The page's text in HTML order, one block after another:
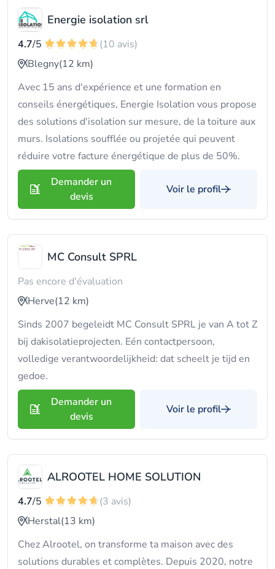
Energie isolation srl
4.7/5
(10 avis)
Blegny(12 km)
Avec 15 ans d'expérience et une formation en
conseils énergétiques, Energie Isolation vous propose
des solutions d'isolation sur mesure, de la toiture aux
murs. Isolations soufflée ou projetée qui peuvent
réduire votre facture énergétique de plus de 50%.
Demander un
devis
Voir le profil
MC Consult SPRL
Pas encore d'évaluation
Herve(12 km)
Sinds 2007 begeleidt MC Consult SPRL je van A tot Z
bij dakisolatieprojecten. Eén contactpersoon,
volledige verantwoordelijkheid: dat scheelt je tijd en
gedoe.
Demander un
devis
Voir le profil
ALROOTEL HOME SOLUTION
4.7/5
(3 avis)
Herstal(13 km)
Chez Alrootel, on transforme ta maison avec des
solutions durables et complètes. Depuis 2020, notre